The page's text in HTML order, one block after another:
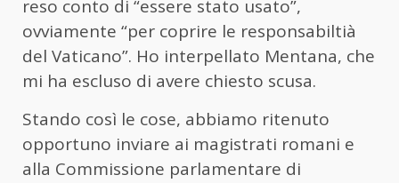
reso conto di “essere stato usato”,
ovviamente “per coprire le responsabiltià
del Vaticano”. Ho interpellato Mentana, che
mi ha escluso di avere chiesto scusa.
Stando così le cose, abbiamo ritenuto
opportuno inviare ai magistrati romani e
alla Commissione parlamentare di